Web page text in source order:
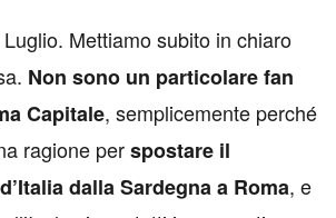
Luglio. Mettiamo subito in chiaro
Non sono un particolare fan
Capitale, semplicemente perché
ragione perspostare il
dalla Sardegna a Roma, e